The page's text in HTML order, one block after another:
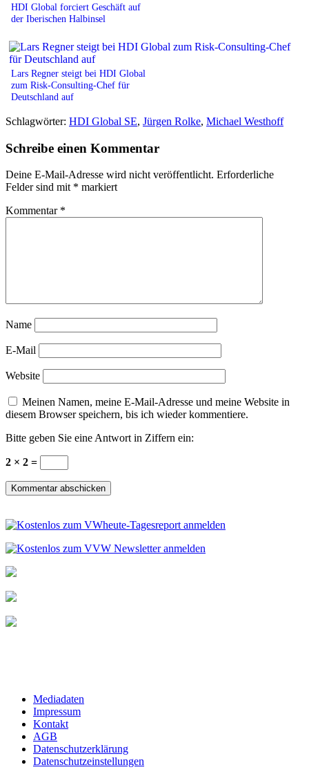
HDI Global forciert Geschäft auf
der Iberischen Halbinsel
Lars Regner steigt bei HDI Global
zum Risk-Consulting-Chef für
Deutschland auf
Schlagwörter: HDI Global SE, Jürgen Rolke, Michael Westhoff
Schreibe einen Kommentar
Deine E-Mail-Adresse wird nicht veröffentlicht. Erforderliche
Felder sind mit * markiert
Kommentar *
Name
E-Mail
Website
Meinen Namen, meine E-Mail-Adresse und meine Website in
diesem Browser speichern, bis ich wieder kommentiere.
Bitte geben Sie eine Antwort in Ziffern ein:
2 × 2 =
Mediadaten
Impressum
Kontakt
AGB
Datenschutzerklärung
Datenschutzeinstellungen